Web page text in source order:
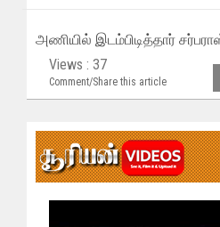
அணியில் இடம்பிடித்தார்
Views : 37
Comment/Share this article